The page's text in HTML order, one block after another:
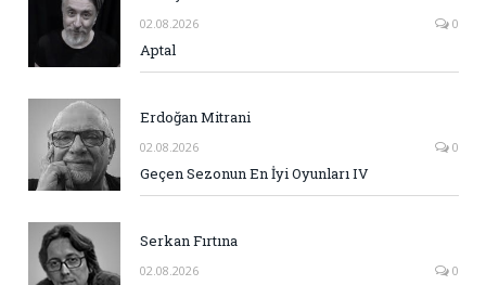
02.08.2026 0
Aptal
Erdoğan Mitrani
02.08.2026 0
Geçen Sezonun En İyi Oyunları IV
Serkan Fırtına
02.08.2026 0